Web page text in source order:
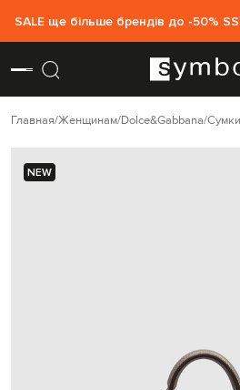
SALE ще більше брендів до -50%
Главная Женщинам Dolce&Gabbana Сумки
NEW